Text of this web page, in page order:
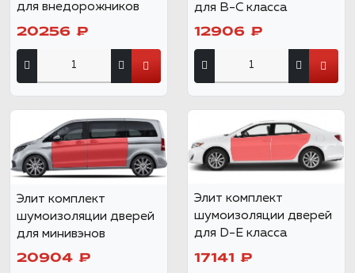
для внедорожников
20256 ₽
для B-C класса
12906 ₽
Элит комплект
шумоизоляции дверей
для минивэнов
20904 ₽
Элит комплект
шумоизоляции дверей
для D-E класса
17141 ₽